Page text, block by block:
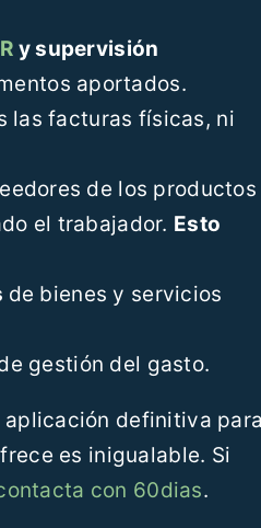
y supervisión
aportados.
las facturas físicas, ni
de los productos
el trabajador. Esto
de bienes y servicios
gestión del gasto.
definitiva para
es inigualable. Si
con 60dias.